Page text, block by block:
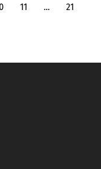
11 …
21